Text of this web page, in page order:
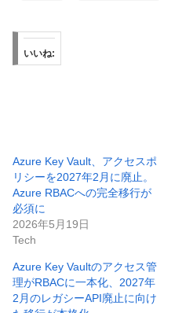
いいね:
Azure Key Vault、アクセスポ
リシーを2027年2月に廃止。
Azure RBACへの完全移行が
必須に
2026年5月19日
Tech
Azure Key Vaultのアクセス管
理がRBACに一本化、2027年
2月のレガシーAPI廃止に向け